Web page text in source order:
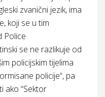
zvanični jezik, ima
koji se u tim
Police
se ne razlikuje od
policijskim tijelima
policije“, pa
ako “Sektor